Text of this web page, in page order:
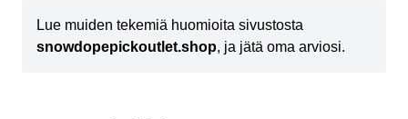
Lue muiden tekemiä huomioita sivustosta
snowdopepickoutlet.shop, ja jätä oma arviosi.